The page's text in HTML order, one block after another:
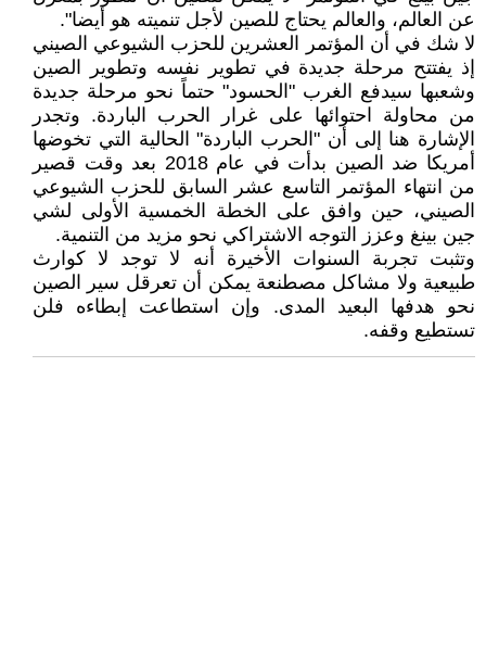
عن العالم، والعالم يحتاج للصين لأجل تنميته هو أيضا".
لا شك في أن المؤتمر العشرين للحزب الشيوعي الصيني
إذ يفتتح مرحلة جديدة في تطوير نفسه وتطوير الصين
وشعبها سيدفع الغرب "الحسود" حتماً نحو مرحلة جديدة
من محاولة احتوائها على غرار الحرب الباردة. وتجدر
الإشارة هنا إلى أن "الحرب الباردة" الحالية التي تخوضها
أمريكا ضد الصين بدأت في عام 2018 بعد وقت قصير
من انتهاء المؤتمر التاسع عشر السابق للحزب الشيوعي
الصيني، حين وافق على الخطة الخمسية الأولى لشي
جين بينغ وعزز التوجه الاشتراكي نحو مزيد من التنمية.
وتثبت تجربة السنوات الأخيرة أنه لا توجد لا كوارث
طبيعية ولا مشاكل مصطنعة يمكن أن تعرقل سير الصين
نحو هدفها البعيد المدى. وإن استطاعت إبطاءه فلن
تستطيع وقفه.